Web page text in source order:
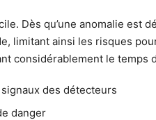
Dès qu’une anomalie
limitant ainsi les risques
considérablement le temps
des détecteurs
danger